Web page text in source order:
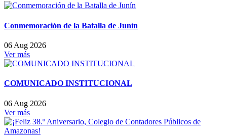
Conmemoración de la Batalla de Junín
06 Aug 2026
Ver más
COMUNICADO INSTITUCIONAL
06 Aug 2026
Ver más